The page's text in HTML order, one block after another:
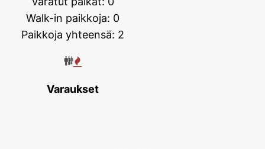
Walk-in paikkoja: 0
Paikkoja yhteensä: 2
Varaukset